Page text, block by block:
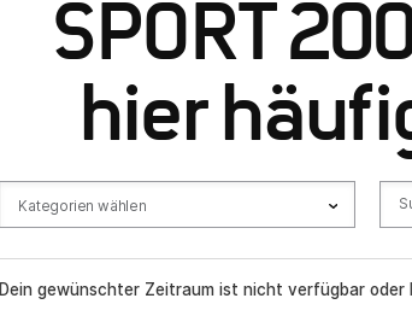
SPORT
hier
Kategorien wählen
Dein gewünschter Zeitraum ist nicht verfügbar oder